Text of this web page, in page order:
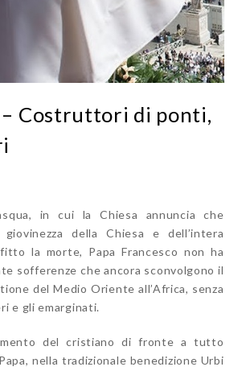
– Costruttori di ponti,
in cui la Chiesa annuncia che
della Chiesa e dell’intera
la morte, Papa Francesco non ha
sofferenze che ancora sconvolgono il
del Medio Oriente all’Africa, senza
e gli emarginati.
del cristiano di fronte a tutto
nella tradizionale benedizione Urbi